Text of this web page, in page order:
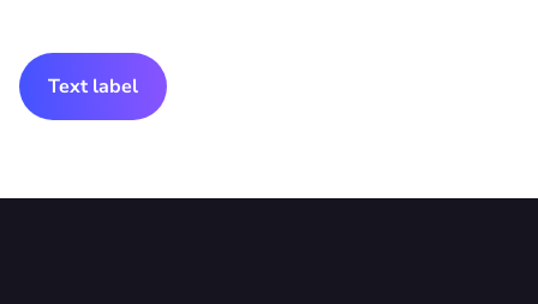
Text label